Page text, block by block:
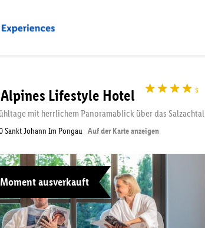
Lifestyle Hotel s
mit herrlichem Panoramablick über das Salzachtal
Sankt Johann Im Pongau Auf der Karte anzeigen
ausverkauft